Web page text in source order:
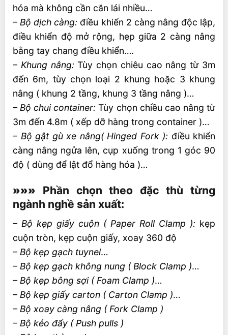
hóa mà không cần căn lái nhiều…
– Bộ dịch càng: điều khiển 2 càng nâng độc lập,
điều khiển độ mở rộng, hẹp giữa 2 càng nâng
bằng tay chang điều khiển….
– Khung nâng: Tùy chọn chiêu cao nâng từ 3m
đến 6m, tùy chọn loại 2 khung hoặc 3 khung
nâng ( khung 2 tầng, khung 3 tầng nâng )…
– Bộ chui container: Tùy chọn chiều cao nâng từ
3m đến 4.8m ( xếp dỡ hàng trong container )…
– Bộ gật gù xe nâng( Hinged Fork ): điều khiển
càng nâng ngửa lên, cụp xuống trong 1 góc 90
độ ( dùng để lật đổ hàng hóa )…
»»» Phần chọn theo đặc thù từng
ngành nghề sản xuất:
– Bộ kẹp giấy cuộn ( Paper Roll Clamp ): kẹp
cuộn tròn, kẹp cuộn giấy, xoay 360 độ
– Bộ kẹp gạch tuynel…
– Bộ kẹp gạch không nung ( Block Clamp )…
– Bộ kẹp bông sợi ( Foam Clamp )…
– Bộ kẹp giấy carton ( Carton Clamp )…
– Bộ xoay càng nâng ( Fork Clamp )
– Bộ kéo đẩy ( Push pulls )